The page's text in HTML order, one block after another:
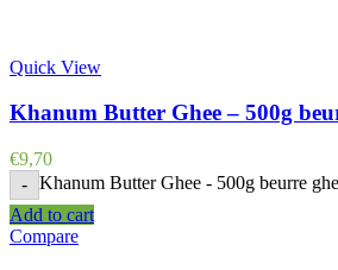
Quick View
Khanum Butter Ghee – 500g
€9,70
- Khanum Butter Ghee - 500g beurre
Add to cart
Compare